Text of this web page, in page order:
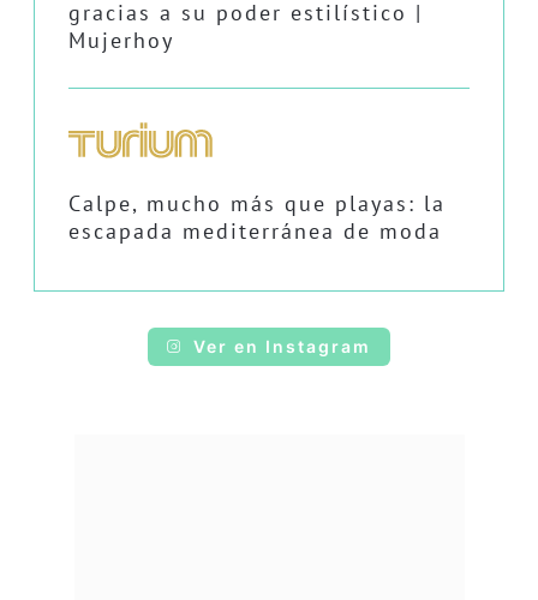
gracias a su poder estilístico |
Mujerhoy
Calpe, mucho más que playas: la
escapada mediterránea de moda
Ver en Instagram